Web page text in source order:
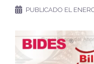
PUBLICADO EL